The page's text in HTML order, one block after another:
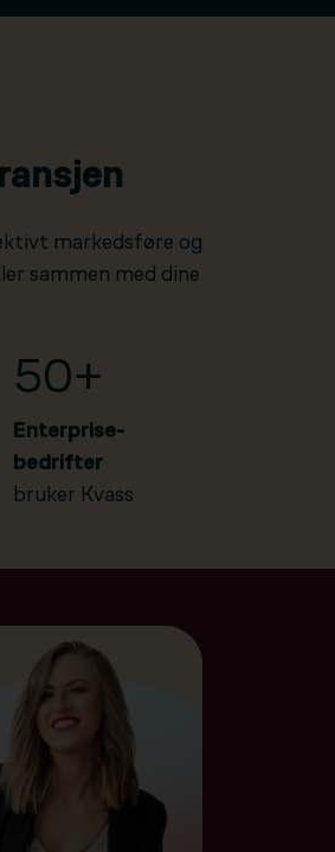
markedsføre og
sammen med dine
50+
Enterprise-
bedrifter
bruker Kvass